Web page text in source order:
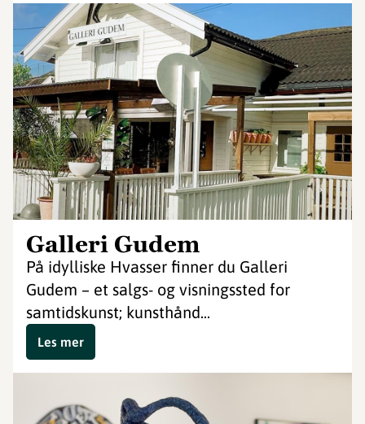
Galleri Gudem
På idylliske Hvasser finner du Galleri
Gudem – et salgs- og visningssted for
samtidskunst; kunsthånd...
Les mer